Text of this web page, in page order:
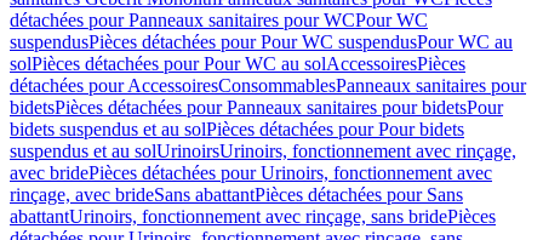
détachées pour Panneaux sanitaires pour WCPour WC
suspendusPièces détachées pour Pour WC suspendusPour WC au
solPièces détachées pour Pour WC au solAccessoiresPièces
détachées pour AccessoiresConsommablesPanneaux sanitaires pour
bidetsPièces détachées pour Panneaux sanitaires pour bidetsPour
bidets suspendus et au solPièces détachées pour Pour bidets
suspendus et au solUrinoirsUrinoirs, fonctionnement avec rinçage,
avec bridePièces détachées pour Urinoirs, fonctionnement avec
rinçage, avec brideSans abattantPièces détachées pour Sans
abattantUrinoirs, fonctionnement avec rinçage, sans bridePièces